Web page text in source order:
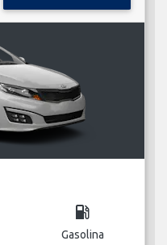
local_gas_station
Gasolina